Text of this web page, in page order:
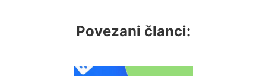
Povezani članci: